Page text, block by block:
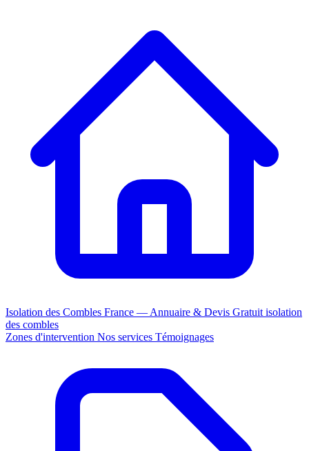
Isolation des Combles France — Annuaire & Devis Gratuit isolation
des combles
Zones d'intervention Nos services Témoignages